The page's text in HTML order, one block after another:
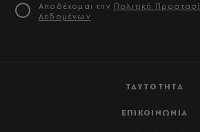
ΤΑΥΤΟΤΗΤΑ
ΕΠΙΚΟΙΝΩΝΙΑ
Αποδέχομαι την Πολιτική
Δεδομένων